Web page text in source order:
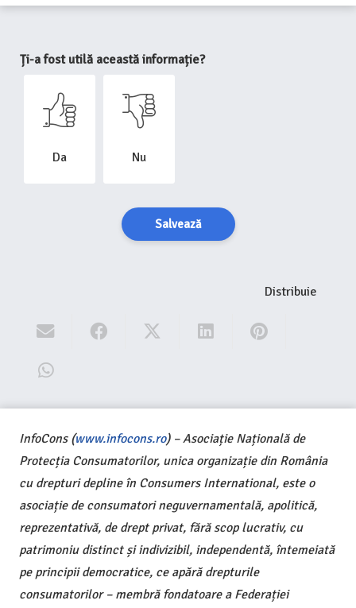
Ți-a fost utilă această informație?
Da Nu
Salvează
Distribuie
InfoCons (www.infocons.ro) – Asociație Națională de
Protecția Consumatorilor, unica organizație din România
cu drepturi depline în Consumers International, este o
asociație de consumatori neguvernamentală, apolitică,
reprezentativă, de drept privat, fără scop lucrativ, cu
patrimoniu distinct și indivizibil, independentă, întemeiată
pe principii democratice, ce apără drepturile
consumatorilor – membră fondatoare a Federației